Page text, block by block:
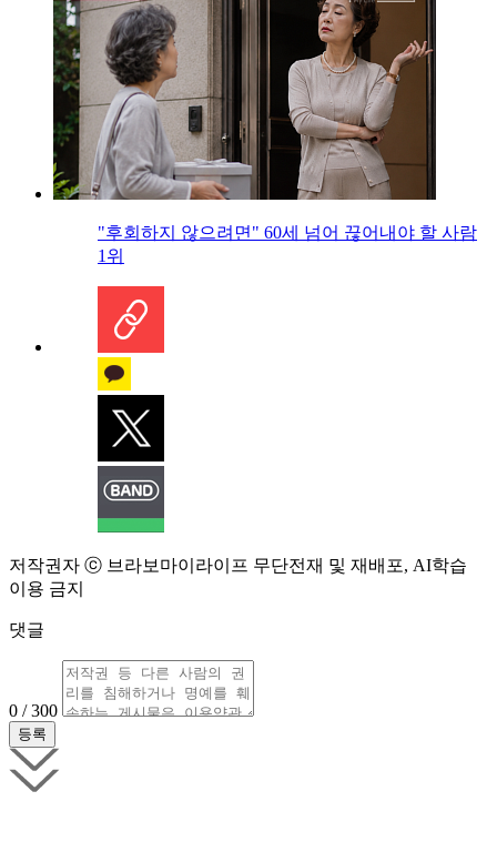
"후회하지 않으려면" 60세 넘어 끊어내야 할 사람
1위
저작권자 ⓒ 브라보마이라이프 무단전재 및 재배포, AI학습
이용 금지
댓글
0 / 300